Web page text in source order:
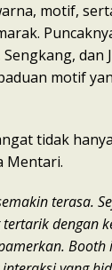
motif,
dan
motif
tidak
Mentari.
terasa.
dengan